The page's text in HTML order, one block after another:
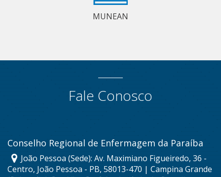
MUNEAN
Fale Conosco
Conselho Regional de Enfermagem da Paraíba
João Pessoa (Sede): Av. Maximiano Figueiredo, 36 -
Centro, João Pessoa - PB, 58013-470 | Campina Grande